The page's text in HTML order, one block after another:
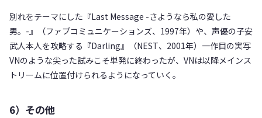
別れをテーマにした『Last Message -さようなら私の愛した
男。-』（ファブコミュニケーションズ、1997年）や、声優の⼦安
武⼈本⼈を攻略する『Darling』（NEST、2001年）一作目の実写
VNのような尖った試みこそ単発に終わったが、VNは以降メインス
トリームに位置付けられるようになっていく。
6）その他